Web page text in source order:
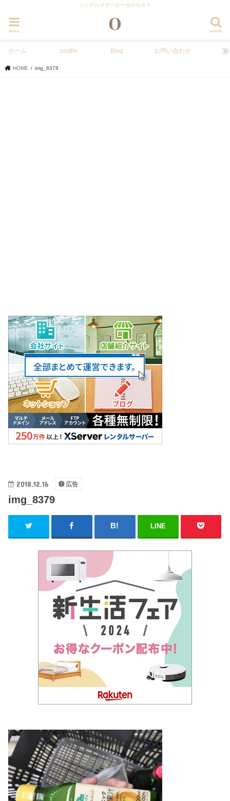
シングルマザーおーせのＤＮＡ
search
menu
ホーム profile Blog お問い合わせ
HOME img_8379
2018.12.16 広告
img_8379
LINE